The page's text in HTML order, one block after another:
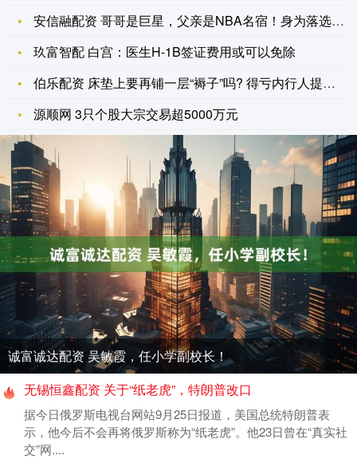
安信融配资 哥哥是巨星，父亲是NBA名宿！身为落选秀却打了1
玖富智配 白宫：医生H-1B签证费用或可以免除
伯乐配资 床垫上要再铺一层“褥子”吗? 得亏内行人提醒, 难
源顺网 3只个股大宗交易超5000万元
诚富诚达配资 吴敏霞，任小学副校长！
无锡恒鑫配资 关于“纸老虎”，特朗普改口
据今日俄罗斯电视台网站9月25日报道，美国总统特朗普表
示，他今后不会再将俄罗斯称为“纸老虎”。他23日曾在“真实社
交”网....